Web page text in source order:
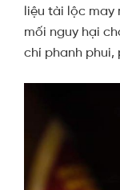
liệu tài lộc may
mối nguy hại
chí phanh phui,